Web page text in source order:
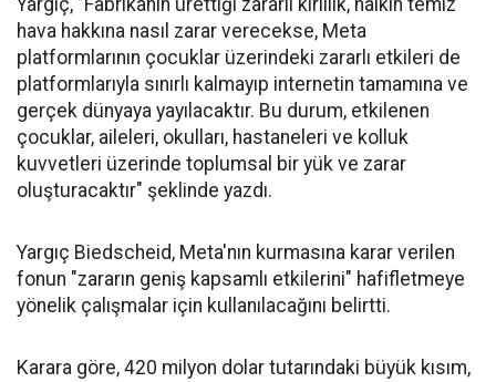
Yargıç, "Fabrikanın ürettiği zararlı kirlilik, halkın temiz
hava hakkına nasıl zarar verecekse, Meta
platformlarının çocuklar üzerindeki zararlı etkileri de
platformlarıyla sınırlı kalmayıp internetin tamamına ve
gerçek dünyaya yayılacaktır. Bu durum, etkilenen
çocuklar, aileleri, okulları, hastaneleri ve kolluk
kuvvetleri üzerinde toplumsal bir yük ve zarar
oluşturacaktır" şeklinde yazdı.
Yargıç Biedscheid, Meta'nın kurmasına karar verilen
fonun "zararın geniş kapsamlı etkilerini" hafifletmeye
yönelik çalışmalar için kullanılacağını belirtti.
Karara göre, 420 milyon dolar tutarındaki büyük kısım,